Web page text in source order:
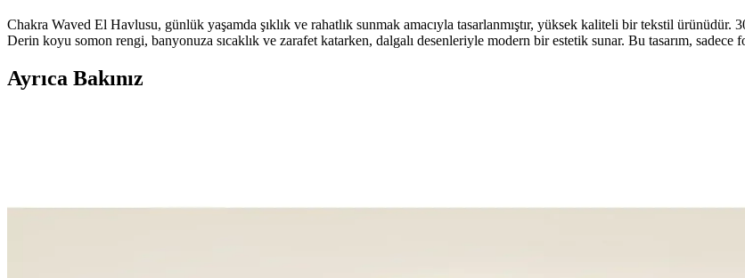
Chakra Waved El Havlusu, günlük yaşamda şıklık ve rahatlık sunmak amacıyla tasarlanmıştır, yüksek kaliteli bir tekstil
Derin koyu somon rengi, banyonuza sıcaklık ve zarafet katarken, dalgalı desenleriyle modern bir estetik sunar. Bu tasarım,
Ayrıca Bakınız
Ozdilek El Havlusu ile Dekorasyonda Şıklık ve İşlevselliğin Buluşması